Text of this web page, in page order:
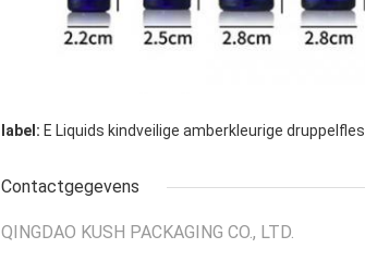
label: E Liquids kindveilige amberkleurige druppelfles
Contactgegevens
QINGDAO KUSH PACKAGING CO., LTD.